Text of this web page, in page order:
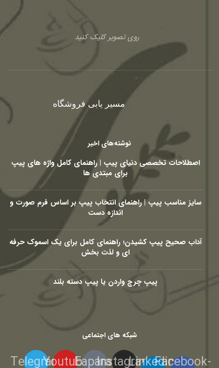
روی تصویر کلیک کنید
مسیر یابی فروشگاه
نوشته‌های اخیر
اصطلاحات تخصصی دنیای پیپ | راهنمای کامل واژه های پیپ
برای مبتدی ها
سایز مناسب پیپ | راهنمای انتخاب پیپ بر اساس فرم صورت و
اندازه دست
آداب صحیح پیپ کشیدن؛ راهنمای کامل برای یک اسموک حرفه
ای و لذت بخش
پیپ چرچ واردن یا پیپ دسته بلند
شبکه های اجتماعی
Facebook-
Linkedin-
Instagram
Eaparat
Youtube
Telegram